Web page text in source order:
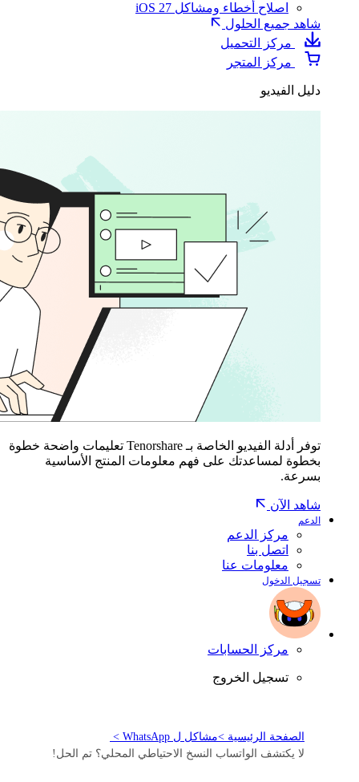
اصلاح أخطاء ومشاكل iOS 27
شاهد جميع الحلول
مركز التحميل
مركز المتجر
دليل الفيديو
توفر أدلة الفيديو الخاصة بـ Tenorshare تعليمات واضحة خطوة
بخطوة لمساعدتك على فهم معلومات المنتج الأساسية
بسرعة.
شاهد الآن
الدعم
مركز الدعم
اتصل بنا
معلومات عنا
تسجيل الدخول
مركز الحسابات
تسجيل الخروج
الصفحة الرئيسية >مشاكل ل WhatsApp >
لا يكتشف الواتساب النسخ الاحتياطي المحلي؟ تم الحل!